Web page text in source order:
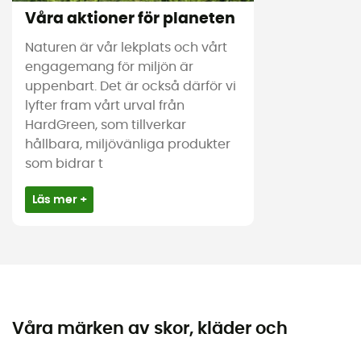
Våra aktioner för planeten
Naturen är vår lekplats och vårt
engagemang för miljön är
uppenbart. Det är också därför vi
lyfter fram vårt urval från
HardGreen, som tillverkar
hållbara, miljövänliga produkter
som bidrar t
Läs mer +
Våra märken av skor, kläder och